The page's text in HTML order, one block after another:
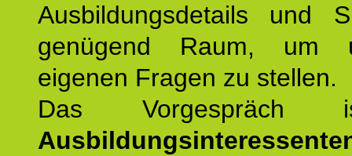
Ausbildungsdetails und
genügend Raum, um
eigenen Fragen zu stellen.
Das